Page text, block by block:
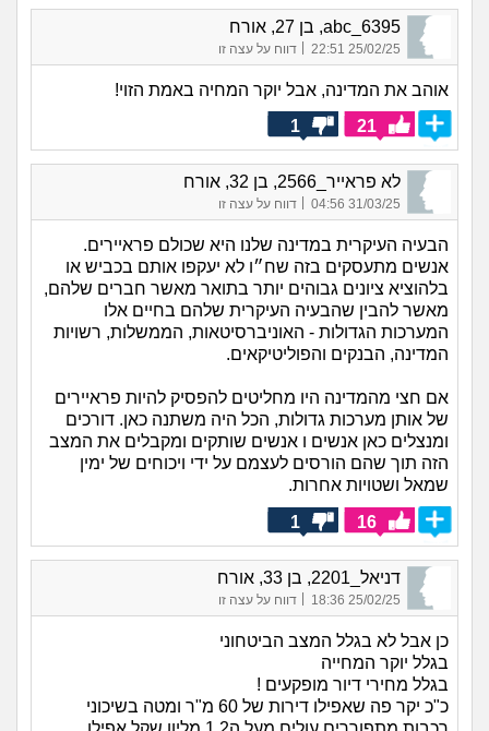
abc_6395, בן 27, אורח
25/02/25 22:51 דווח על עצה זו
אוהב את המדינה, אבל יוקר המחיה באמת הזוי!
21
1
לא פראייר_2566, בן 32, אורח
31/03/25 04:56 דווח על עצה זו
הבעיה העיקרית במדינה שלנו היא שכולם פראיירים.
אנשים מתעסקים בזה שח״ו לא יעקפו אותם בכביש או
בלהוציא ציונים גבוהים יותר בתואר מאשר חברים שלהם,
מאשר להבין שהבעיה העיקרית שלהם בחיים אלו
המערכות הגדולות - האוניברסיטאות, הממשלות, רשויות
המדינה, הבנקים והפוליטיקאים.
אם חצי מהמדינה היו מחליטים להפסיק להיות פראיירים
של אותן מערכות גדולות, הכל היה משתנה כאן. דורכים
ומנצלים כאן אנשים ו אנשים שותקים ומקבלים את המצב
הזה תוך שהם הורסים לעצמם על ידי ויכוחים של ימין
שמאל ושטויות אחרות.
16
1
דניאל_2201, בן 33, אורח
25/02/25 18:36
| דווח על עצה זו
כן אבל לא בגלל המצב הביטחוני
בגלל יוקר המחייה
בגלל מחירי דיור מופקעים !
כ"כ יקר פה שאפילו דירות של 60 מ"ר ומטה בשיכוני